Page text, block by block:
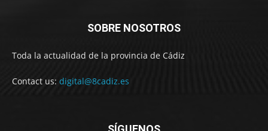
SOBRE NOSOTROS
Toda la actualidad de la provincia de Cádiz
Contact us: digital@8cadiz.es